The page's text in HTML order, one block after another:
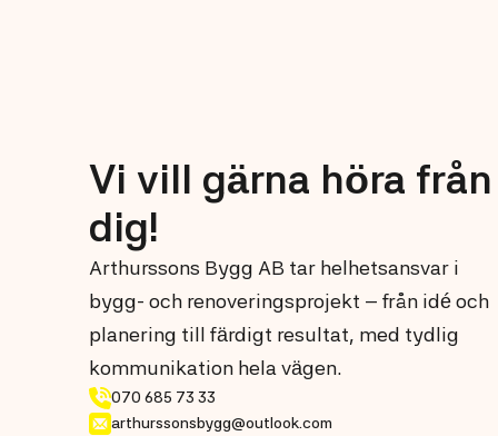
Vi vill gärna höra från
dig!
Arthurssons Bygg AB tar helhetsansvar i
bygg- och renoveringsprojekt – från idé och
planering till färdigt resultat, med tydlig
kommunikation hela vägen.
070 685 73 33
arthurssonsbygg@outlook.com